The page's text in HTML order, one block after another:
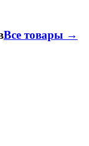
Все товары →